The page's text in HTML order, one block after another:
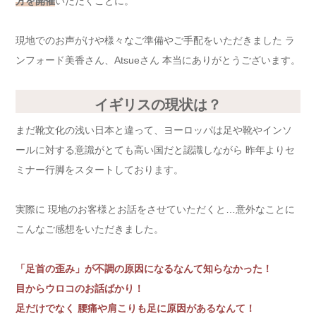
現地でのお声がけや様々なご準備やご手配をいただきました ラ
ンフォード美香さん、Atsueさん 本当にありがとうございます。
イギリスの現状は？
まだ靴文化の浅い日本と違って、ヨーロッパは足や靴やインソ
ールに対する意識がとても高い国だと認識しながら 昨年よりセ
ミナー行脚をスタートしております。
実際に 現地のお客様とお話をさせていただくと…意外なことに
こんなご感想をいただきました。
「足首の歪み」が不調の原因になるなんて知らなかった！
目からウロコのお話ばかり！
足だけでなく 腰痛や肩こりも足に原因があるなんて！